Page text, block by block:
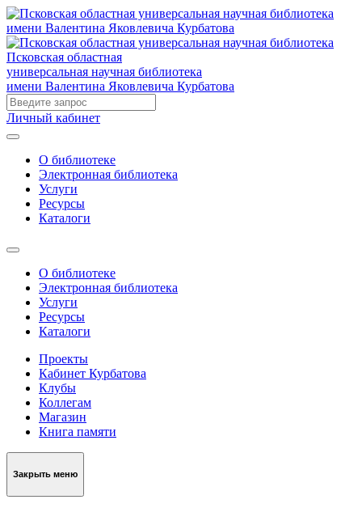
Псковская областная
универсальная научная библиотека
имени Валентина Яковлевича Курбатова
Личный кабинет
О библиотеке
Электронная библиотека
Услуги
Ресурсы
Каталоги
О библиотеке
Электронная библиотека
Услуги
Ресурсы
Каталоги
Проекты
Кабинет Курбатова
Клубы
Коллегам
Магазин
Книга памяти
Закрыть меню